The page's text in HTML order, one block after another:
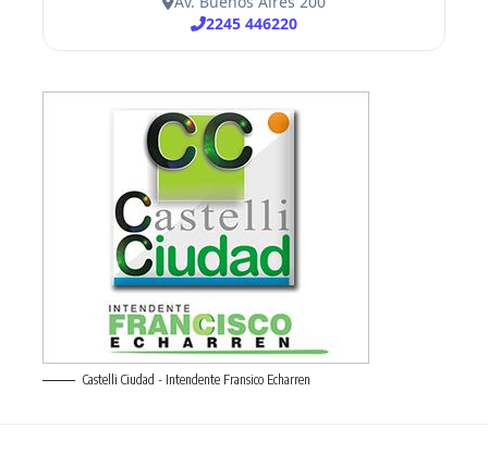
Castelli Ciudad - Intendente Fransico Echarren